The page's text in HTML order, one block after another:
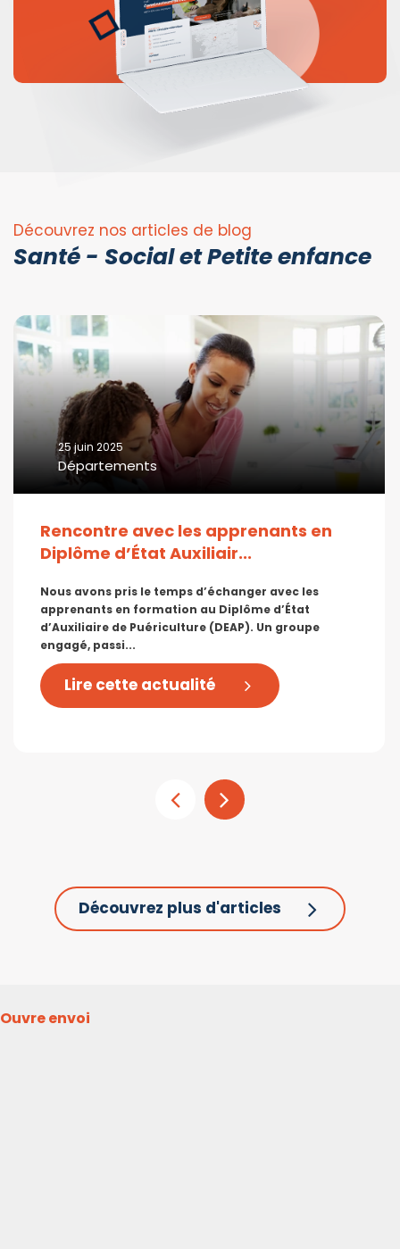
Découvrez nos articles de blog
Santé - Social et Petite enfance
25 juin 2025
Départements
Rencontre avec les apprenants en
Diplôme d’État Auxiliair...
Nous avons pris le temps d’échanger avec les
apprenants en formation au Diplôme d’État
d’Auxiliaire de Puériculture (DEAP). Un groupe
engagé, passi...
Lire cette actualité
Découvrez plus d'articles
Ouvre envoi